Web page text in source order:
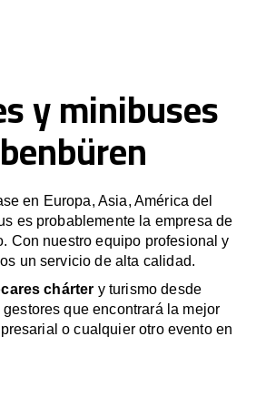
y minibuses
en Europa, Asia, América del
es probablemente la empresa de
Con nuestro equipo profesional y
un servicio de alta calidad.
chárter y turismo desde
que encontrará la mejor
o cualquier otro evento en